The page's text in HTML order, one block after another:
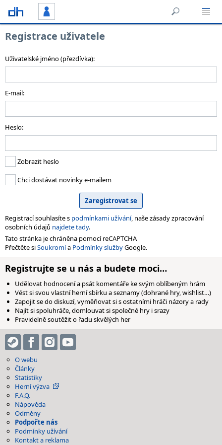
Registrace uživatele
Uživatelské jméno (přezdívka):
E-mail:
Heslo:
Zobrazit heslo
Chci dostávat novinky e-mailem
Registrací souhlasíte s podmínkami užívání, naše zásady zpracování
osobních údajů najdete tady.
Tato stránka je chráněna pomocí reCAPTCHA
Přečtěte siSoukromía Podmínky službyGoogle.
Registrujte se u nás a budete moci…
Udělovat hodnocení a psát komentáře ke svým oblíbeným hrám
Vést si svou vlastní herní sbírku a seznamy (dohrané hry, wishlist…)
Zapojit se do diskuzí, vyměňovat si s ostatními hráči názory a rady
Najít si spoluhráče, domlouvat si společné hry i srazy
Pravidelně soutěžit o řadu skvělých her
O webu
Články
Statistiky
Herní výzva
F.A.Q.
Nápověda
Odměny
Podpořte nás
Podmínky užívání
Kontakt a reklama